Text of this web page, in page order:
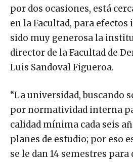
por dos ocasiones, está
en la Facultad, para
sido muy generosa la
director de la Facultad de
Luis Sandoval Figueroa.
“La universidad, buscando
por normatividad interna
calidad mínima cada seis
planes de estudio; por eso
se le dan 14 semestres para